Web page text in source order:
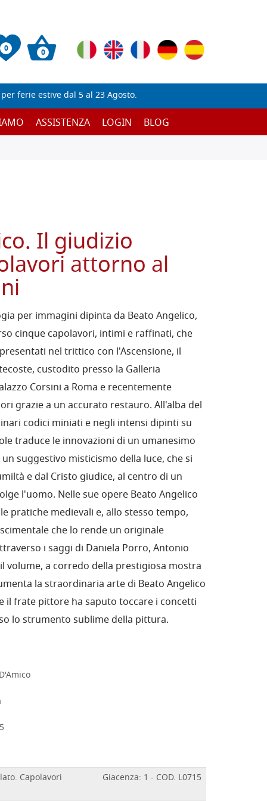
0 0
ferie estive dal 5 al 23 Agosto.
ASSISTENZA LOGIN BLOG
Il giudizio
attorno al
per immagini dipinta da Beato Angelico,
cinque capolavori, intimi e raffinati, che
nel trittico con l'Ascensione, il
custodito presso la Galleria
Corsini a Roma e recentemente
grazie a un accurato restauro. All'alba del
codici miniati e negli intensi dipinti su
traduce le innovazioni di un umanesimo
suggestivo misticismo della luce, che si
e dal Cristo giudice, al centro di un
l'uomo. Nelle sue opere Beato Angelico
pratiche medievali e, allo stesso tempo,
che lo rende un originale
i saggi di Daniela Porro, Antonio
volume, a corredo della prestigiosa mostra
la straordinaria arte di Beato Angelico
il frate pittore ha saputo toccare i concetti
lo strumento sublime della pittura.
Capolavori
Giacenza: 1 - COD. L0715